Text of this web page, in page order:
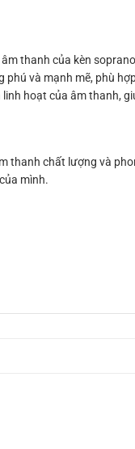
thanh của kèn
và mạnh mẽ, phù
hoạt của âm thanh,
thanh chất lượng và
mình.